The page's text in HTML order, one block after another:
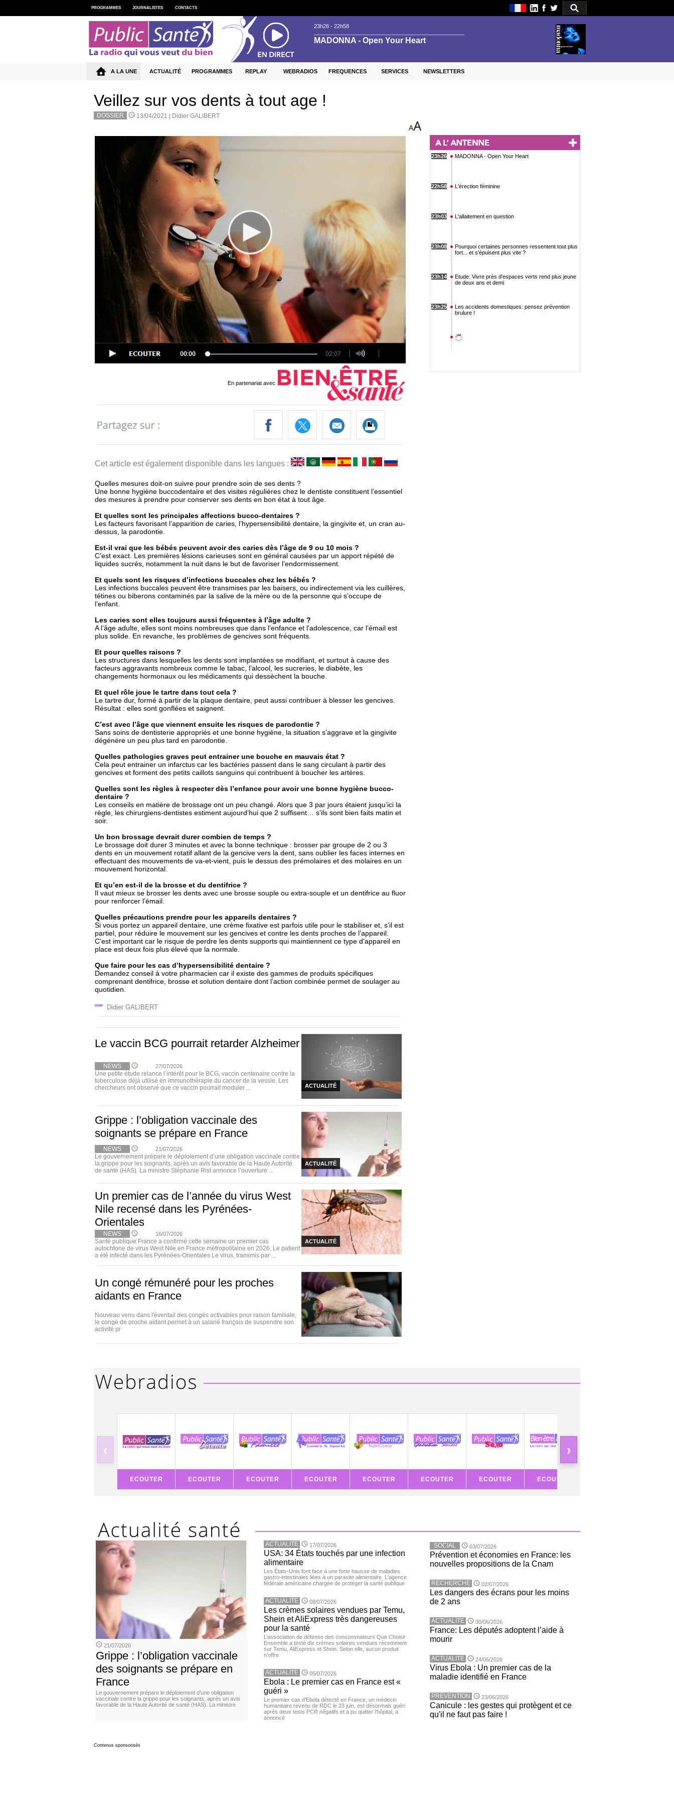
Veillez sur vos dents à tout age !
DOSSIER 13/04/2021 | Didier GALIBERT
En partenariat avec
Cet article est également disponible dans les langues :
Quelles mesures doit-on suivre pour prendre soin de ses dents ?
Une bonne hygiène buccodentaire et des visites régulières chez le dentiste constituent l’essentiel
des mesures à prendre pour conserver ses dents en bon état à tout âge.
Et quelles sont les principales affections bucco-dentaires ?
Les facteurs favorisant l’apparition de caries, l’hypersensibilité dentaire, la gingivite et, un cran au-
dessus, la parodontie.
Est-il vrai que les bébés peuvent avoir des caries dès l’âge de 9 ou 10 mois ?
C’est exact. Les premières lésions carieuses sont en général causées par un apport répété de
liquides sucrés, notamment la nuit dans le but de favoriser l’endormissement.
Et quels sont les risques d’infections buccales chez les bébés ?
Les infections buccales peuvent être transmises par les baisers, ou indirectement via les cuillères,
tétines ou biberons contaminés par la salive de la mère ou de la personne qui s’occupe de
l’enfant.
Les caries sont elles toujours aussi fréquentes à l’âge adulte ?
A l’âge adulte, elles sont moins nombreuses que dans l’enfance et l’adolescence, car l’émail est
plus solide. En revanche, les problèmes de gencives sont fréquents.
Et pour quelles raisons ?
Les structures dans lesquelles les dents sont implantées se modifiant, et surtout à cause des
facteurs aggravants nombreux comme le tabac, l’alcool, les sucreries, le diabète, les
changements hormonaux ou les médicaments qui dessèchent la bouche.
Et quel rôle joue le tartre dans tout cela ?
Le tartre dur, formé à partir de la plaque dentaire, peut aussi contribuer à blesser les gencives.
Résultat : elles sont gonflées et saignent.
C’est avec l’âge que viennent ensuite les risques de parodontie ?
Sans soins de dentisterie appropriés et une bonne hygiène, la situation s’aggrave et la gingivite
dégénère un peu plus tard en parodontie.
Quelles pathologies graves peut entrainer une bouche en mauvais état ?
Cela peut entrainer un infarctus car les bactéries passent dans le sang circulant à partir des
gencives et forment des petits caillots sanguins qui contribuent à boucher les artères.
Quelles sont les règles à respecter dès l’enfance pour avoir une bonne hygiène bucco-
dentaire ?
Les conseils en matière de brossage ont un peu changé. Alors que 3 par jours étaient jusqu’ici la
règle, les chirurgiens-dentistes estiment aujourd’hui que 2 suffisent… s’ils sont bien faits matin et
soir.
Un bon brossage devrait durer combien de temps ?
Le brossage doit durer 3 minutes et avec la bonne technique : brosser par groupe de 2 ou 3
dents en un mouvement rotatif allant de la gencive vers la dent, sans oublier les faces internes en
effectuant des mouvements de va-et-vient, puis le dessus des prémolaires et des molaires en un
mouvement horizontal.
Et qu’en est-il de la brosse et du dentifrice ?
Il vaut mieux se brosser les dents avec une brosse souple ou extra-souple et un dentifrice au fluor
pour renforcer l’émail.
Quelles précautions prendre pour les appareils dentaires ?
Si vous portez un appareil dentaire, une crème fixative est parfois utile pour le stabiliser et, s’il est
partiel, pour réduire le mouvement sur les gencives et contre les dents proches de l’appareil.
C’est important car le risque de perdre les dents supports qui maintiennent ce type d’appareil en
place est deux fois plus élevé que la normale.
Que faire pour les cas d’hypersensibilité dentaire ?
Demandez conseil à votre pharmacien car il existe des gammes de produits spécifiques
comprenant dentifrice, brosse et solution dentaire dont l’action combinée permet de soulager au
quotidien.
Didier GALIBERT
Le vaccin BCG pourrait retarder Alzheimer
ACTUALITÉ
NEWS 27/07/2026
Une petite étude relance l’intérêt pour le BCG, vaccin centenaire contre la
tuberculose déjà utilisé en immunothérapie du cancer de la vessie. Les
chercheurs ont observé que ce vaccin pourrait moduler ...
Grippe : l’obligation vaccinale des
soignants se prépare en France
ACTUALITÉ
NEWS 21/07/2026
Le gouvernement prépare le déploiement d’une obligation vaccinale contre
la grippe pour les soignants, après un avis favorable de la Haute Autorité
de santé (HAS). La ministre Stéphanie Rist annonce l’ouverture ...
Un premier cas de l’année du virus West
Nile recensé dans les Pyrénées-
Orientales
ACTUALITÉ
NEWS 16/07/2026
Santé publique France a confirmé cette semaine un premier cas
autochtone de virus West Nile en France métropolitaine en 2026. Le patient
a été infecté dans les Pyrénées-Orientales.Le virus, transmis par ...
Un congé rémunéré pour les proches
aidants en France
Nouveau venu dans l'éventail des congés activables pour raison familiale,
le congé de proche aidant permet à un salarié français de suspendre son
activité pr
‹ ›
ECOUTER ECOUTER ECOUTER ECOUTER ECOUTER ECOUTER ECOUTER ECOUTER
21/07/2026
Grippe : l’obligation vaccinale
des soignants se prépare en
France
Le gouvernement prépare le déploiement d’une obligation
vaccinale contre la grippe pour les soignants, après un avis
favorable de la Haute Autorité de santé (HAS). La ministre
ACTUALITE 17/07/2026
USA: 34 États touchés par une infection
alimentaire
Les États-Unis font face à une forte hausse de maladies
gastro-intestinales liées à un parasite alimentaire. L'agence
fédérale américaine chargée de protéger la santé publique
ACTUALITE 08/07/2026
Les crèmes solaires vendues par Temu,
Shein et AliExpress très dangereuses
pour la santé
L’association de défense des consommateurs Que Choisir
Ensemble a testé dix crèmes solaires vendues récemment
sur Temu, AliExpress et Shein. Selon elle, aucun produit
n’offre
ACTUALITE 05/07/2026
Ebola : Le premier cas en France est «
guéri »
Le premier cas d’Ebola détecté en France, un médecin
humanitaire revenu de RDC le 23 juin, est désormais guéri
après deux tests PCR négatifs et a pu quitter l’hôpital, a
annoncé
SOCIAL 03/07/2026
Prévention et économies en France: les
nouvelles propositions de la Cnam
RECHERCHE 02/07/2026
Les dangers des écrans pour les moins
de 2 ans
ACTUALITE 30/06/2026
France: Les députés adoptent l’aide à
mourir
ACTUALITE 24/06/2026
Virus Ebola : Un premier cas de la
maladie identifié en France
PREVENTION 23/06/2026
Canicule : les gestes qui protègent et ce
qu'il ne faut pas faire !
Contenus sponsorisés
PROGRAMMES JOURNALISTES CONTACTS
A LA UNE ACTUALITÉ PROGRAMMES REPLAY WEBRADIOS FREQUENCES SERVICES NEWSLETTERS